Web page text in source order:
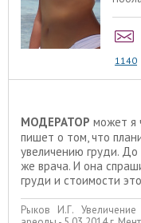
1140
МОДЕРАТОР может я
пишет о том, что
увеличению груди.
же врача. И она
груди и стоимости
Рыков И.Г.